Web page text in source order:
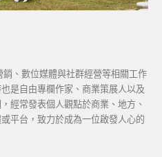
、數位媒體與社群經營等相關工作
是自由專欄作家、商業策展人以及
經常發表個人觀點於商業、地方、
平台，致力於成為一位啟發人心的